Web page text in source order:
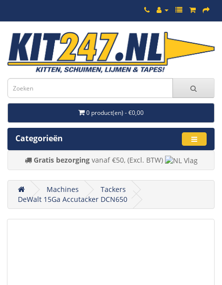
0 product(en) - €0,00
Categorieën
Gratis bezorgingvanaf €50, (Excl. BTW)
Machines
Tackers
DeWalt 15Ga Accutacker DCN650